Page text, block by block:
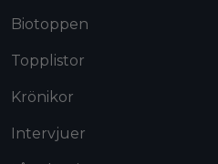
Biotoppen
Topplistor
Krönikor
Intervjuer